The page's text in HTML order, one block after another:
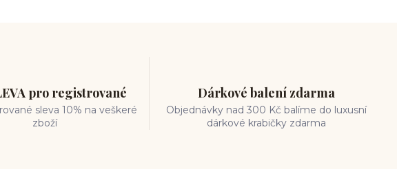
pro registrované
sleva 10% na veškeré
zboží
Dárkové balení zdarma
Objednávky nad 300 Kč balíme do luxusní
dárkové krabičky zdarma